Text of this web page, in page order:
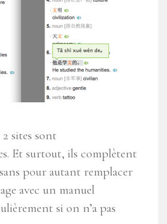
sites sont
Et surtout, ils complètent
pour autant remplacer
avec un manuel
si on n’a pas